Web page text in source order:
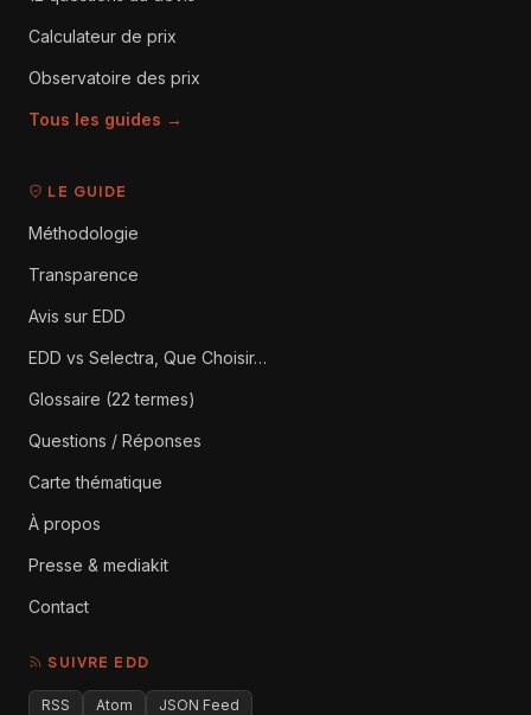
Calculateur de prix
Observatoire des prix
Tous les guides →
LE GUIDE
Méthodologie
Transparence
Avis sur EDD
EDD vs Selectra, Que Choisir…
Glossaire (22 termes)
Questions / Réponses
Carte thématique
À propos
Presse & mediakit
Contact
SUIVRE EDD
RSS Atom JSON Feed